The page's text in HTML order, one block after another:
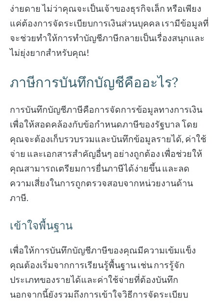
ง่ายดาย ไม่ว่าคุณจะเป็นเจ้าของธุรกิจเล็ก หรือเพียง
แค่ต้องการจัดระเบียบการเงินส่วนบุคคล เรามีข้อมูลที่
จะช่วยทำให้การทำบัญชีภาษีกลายเป็นเรื่องสนุกและ
ไม่ยุ่งยากสำหรับคุณ!
ภาษีการบันทึกบัญชีคืออะไร?
การบันทึกบัญชีภาษีคือการจัดการข้อมูลทางการเงิน
เพื่อให้สอดคล้องกับข้อกำหนดภาษีของรัฐบาล โดย
คุณจะต้องเก็บรวบรวมและบันทึกข้อมูลรายได้, ค่าใช้
จ่าย และเอกสารสำคัญอื่นๆ อย่างถูกต้อง เพื่อช่วยให้
คุณสามารถเตรียมการยื่นภาษีได้ง่ายขึ้น และลด
ความเสี่ยงในการถูกตรวจสอบจากหน่วยงานด้าน
ภาษี.
เข้าใจพื้นฐาน
เพื่อให้การบันทึกบัญชีภาษีของคุณมีความเข้มแข็ง
คุณต้องเริ่มจากการเรียนรู้พื้นฐาน เช่น การรู้จัก
ประเภทของรายได้และค่าใช้จ่ายที่ต้องบันทึก
นอกจากนี้ยังรวมถึงการเข้าใจวิธีการจัดระเบียบ